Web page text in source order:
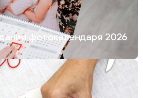
фотокалендаря 2026